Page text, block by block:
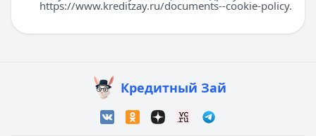
https://www.kreditzay.ru/documents--cookie-policy.
Кредитный Зай